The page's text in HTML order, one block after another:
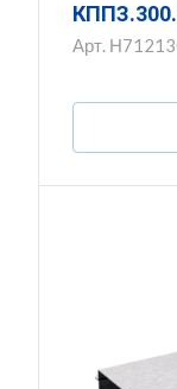
Арт.